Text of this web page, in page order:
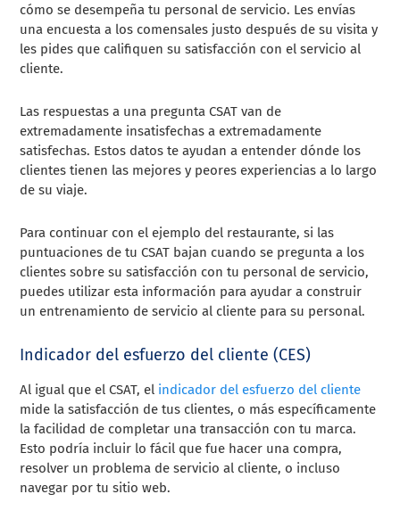
cómo se desempeña tu personal de servicio. Les envías
una encuesta a los comensales justo después de su visita y
les pides que califiquen su satisfacción con el servicio al
cliente.
Las respuestas a una pregunta CSAT van de
extremadamente insatisfechas a extremadamente
satisfechas. Estos datos te ayudan a entender dónde los
clientes tienen las mejores y peores experiencias a lo largo
de su viaje.
Para continuar con el ejemplo del restaurante, si las
puntuaciones de tu CSAT bajan cuando se pregunta a los
clientes sobre su satisfacción con tu personal de servicio,
puedes utilizar esta información para ayudar a construir
un entrenamiento de servicio al cliente para su personal.
Indicador del esfuerzo del cliente (CES)
Al igual que el CSAT, el indicador del esfuerzo del cliente
mide la satisfacción de tus clientes, o más específicamente
la facilidad de completar una transacción con tu marca.
Esto podría incluir lo fácil que fue hacer una compra,
resolver un problema de servicio al cliente, o incluso
navegar por tu sitio web.